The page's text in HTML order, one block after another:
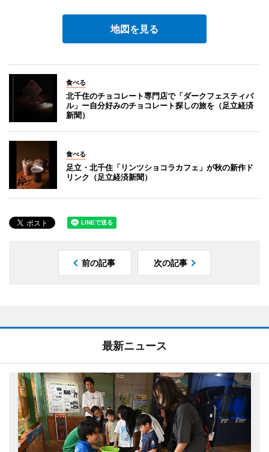
地図を見る
食べる
北千住のチョコレート専門店で「ダークフェスティバ
ル」ー自分好みのチョコレート探しの旅を（足立経済
新聞）
食べる
足立・北千住「リンツショコラカフェ」が秋の新作ド
リンク（足立経済新聞）
前の記事 次の記事
最新ニュース